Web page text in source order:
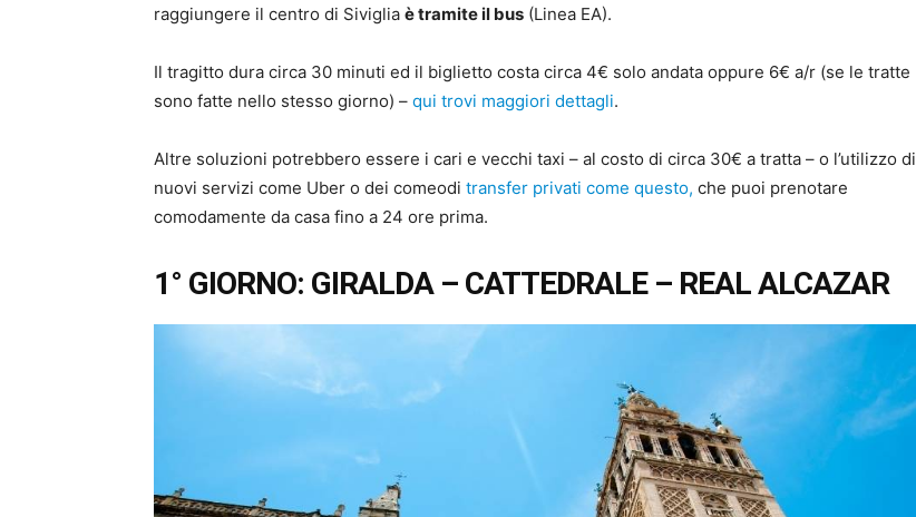
raggiungere il centro di Siviglia è tramite il bus (Linea EA).
Il tragitto dura circa 30 minuti ed il biglietto costa circa 4€ solo andata oppure 6€ a/r (se le tratte
sono fatte nello stesso giorno) – qui trovi maggiori dettagli.
Altre soluzioni potrebbero essere i cari e vecchi taxi – al costo di circa 30€ a tratta – o l’utilizzo di
nuovi servizi come Uber o dei comeodi transfer privati come questo, che puoi prenotare
comodamente da casa fino a 24 ore prima.
1° GIORNO: GIRALDA – CATTEDRALE – REAL ALCAZAR